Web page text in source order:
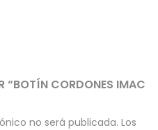
“BOTÍN CORDONES IMAC
no será publicada. Los